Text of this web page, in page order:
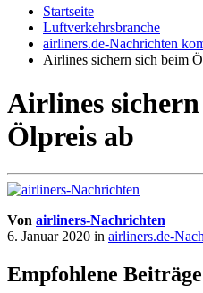
Startseite
Luftverkehrsbranche
airliners.de-Nachrichten
Airlines sichern sich beim
Airlines
Ölpreis ab
Von airliners-Nachrichten
6. Januar 2020 in airliners.de-
Empfohlene Beiträge